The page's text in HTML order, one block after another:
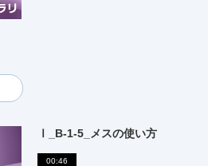
Ⅰ_B-1-5_メスの使い方
00:46